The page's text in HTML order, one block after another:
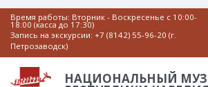
Время работы: Вторник - Воскресенье c 10:00-
18:00 (касса до 17:30)
Запись на экскурсии: +7 (8142) 55-96-20 (г.
Петрозаводск)
НАЦИОНАЛЬНЫЙ